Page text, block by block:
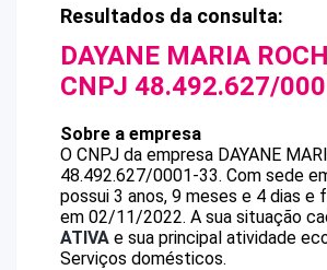
Resultados da consulta:
DAYANE MARIA
CNPJ 48.492.627/
Sobre a empresa
O CNPJ da empresa DAYANE
48.492.627/0001-33. Com sede
possui 3 anos, 9 meses e 4 dias e
em 02/11/2022. A sua situação
ATIVA e sua principal atividade
Serviços domésticos.